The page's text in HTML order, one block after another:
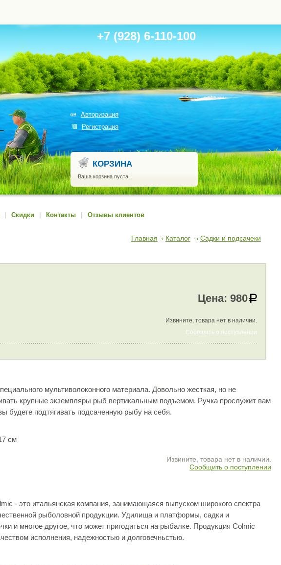
Авторизация
Регистрация
+7 (928) 6-110-100
КОРЗИНА
Ваша корзина пуста!
Скидки Контакты Отзывы клиентов
Главная Каталог Садки и подсачеки
Цена: 980
Извините, товара нет в наличии.
Сообщить о поступлении
мультиволоконного материала. Довольно жесткая, но не
крупные экземпляры рыб вертикальным подъемом. Ручка прослужит вам
будете подтягивать подсаченную рыбу на себя.
см
Извините, товара нет в наличии.
Сообщить о поступлении
- это итальянская компания, занимающаяся выпуском широкого спектра
рыболовной продукции. Удилища и платформы, садки и
и многое другое, что может пригодиться на рыбалке. Продукция Colmic
исполнения, надежностью и долговечньстью.